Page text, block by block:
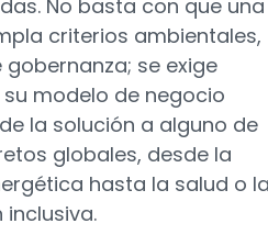
No basta con que una
criterios ambientales,
se exige
modelo de negocio
la solución a alguno de
globales, desde la
hasta la salud o